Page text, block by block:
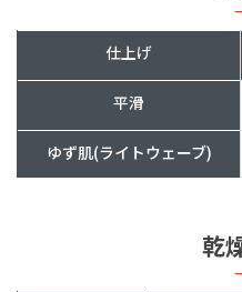
仕上げ
平滑
ゆず肌(ライトウェーブ)
乾